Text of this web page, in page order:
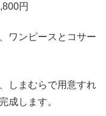
円
ワンピースとコサー
しまむらで用意すれ
成します。